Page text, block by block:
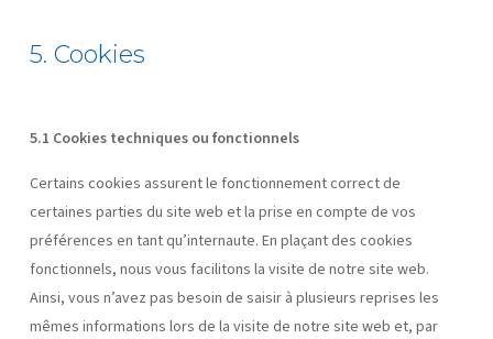
5. Cookies
5.1 Cookies techniques ou fonctionnels
Certains cookies assurent le fonctionnement correct de
certaines parties du site web et la prise en compte de vos
préférences en tant qu’internaute. En plaçant des cookies
fonctionnels, nous vous facilitons la visite de notre site web.
Ainsi, vous n’avez pas besoin de saisir à plusieurs reprises les
mêmes informations lors de la visite de notre site web et, par